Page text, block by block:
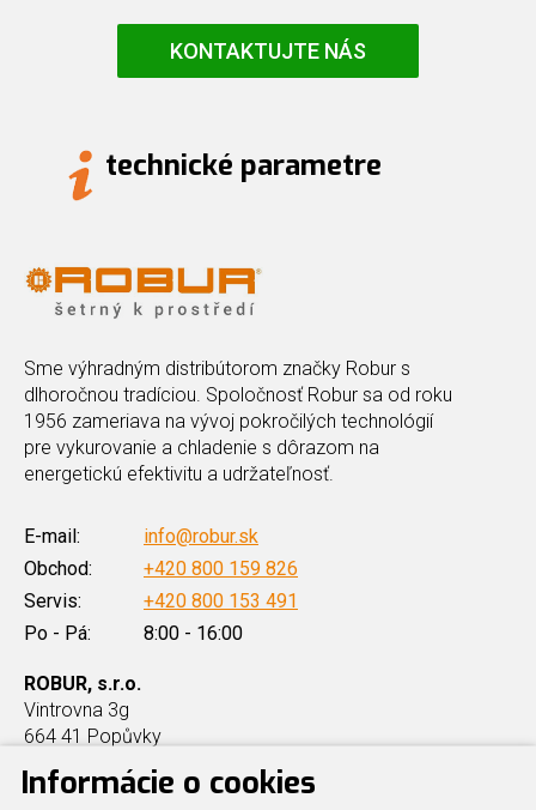
KONTAKTUJTE NÁS
technické parametre
Sme výhradným distribútorom značky Robur s
dlhoročnou tradíciou. Spoločnosť Robur sa od roku
1956 zameriava na vývoj pokročilých technológií
pre vykurovanie a chladenie s dôrazom na
energetickú efektivitu a udržateľnosť.
E-mail:
info@robur.sk
Obchod:
+420 800 159 826
Servis:
+420 800 153 491
Po - Pá:
8:00 - 16:00
ROBUR, s.r.o.
Vintrovna 3g
664 41 Popůvky
Informácie o cookies